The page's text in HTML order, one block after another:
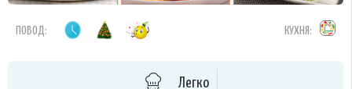
ПОВОД: КУХНЯ:
Легко